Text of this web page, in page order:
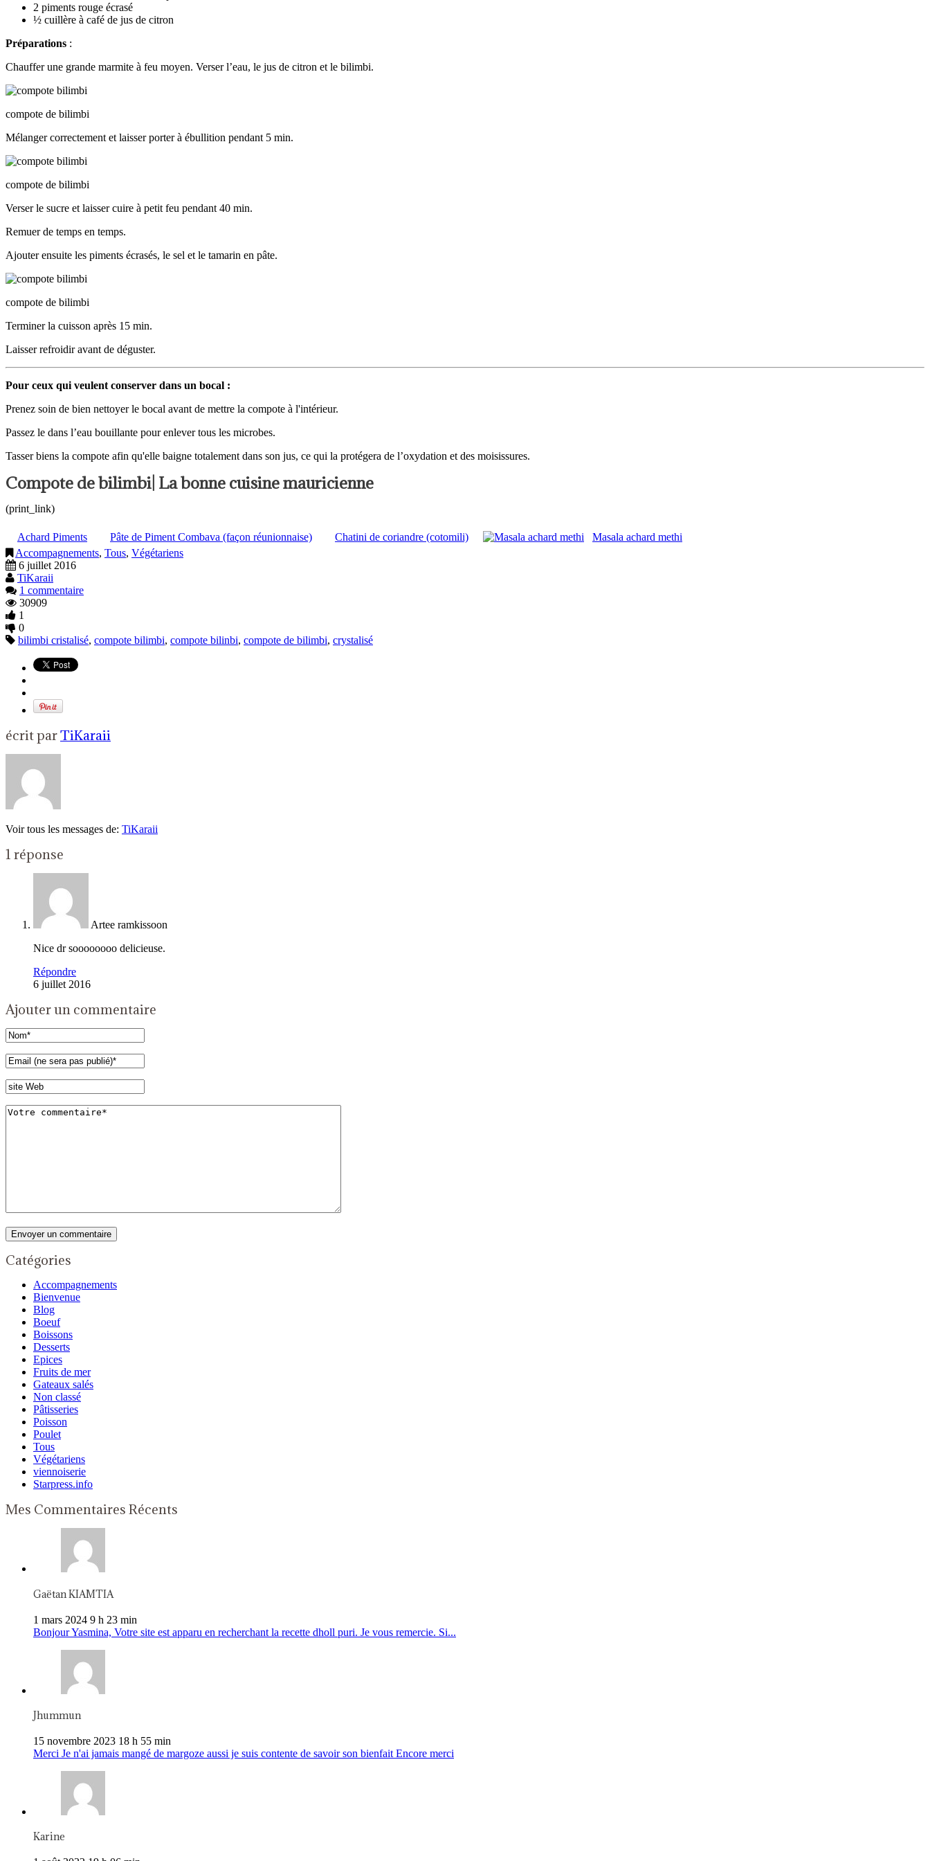
2 piments rouge écrasé
½ cuillère à café de jus de citron
Préparations :
Chauffer une grande marmite à feu moyen. Verser l’eau, le jus de citron et le bilimbi.
compote de bilimbi
Mélanger correctement et laisser porter à ébullition pendant 5 min.
compote de bilimbi
Verser le sucre et laisser cuire à petit feu pendant 40 min.
Remuer de temps en temps.
Ajouter ensuite les piments écrasés, le sel et le tamarin en pâte.
compote de bilimbi
Terminer la cuisson après 15 min.
Laisser refroidir avant de déguster.
Pour ceux qui veulent conserver dans un bocal :
Prenez soin de bien nettoyer le bocal avant de mettre la compote à l'intérieur.
Passez le dans l’eau bouillante pour enlever tous les microbes.
Tasser biens la compote afin qu'elle baigne totalement dans son jus, ce qui la protégera de l’oxydation et des moisissures.
Compote de bilimbi| La bonne cuisine mauricienne
(print_link)
Achard Piments Pâte de Piment Combava (façon réunionnaise) Chatini de coriandre (cotomili)
Masala achard methi
Accompagnements, Tous, Végétariens
6 juillet 2016
TiKaraii
1 commentaire
30909
1
0
bilimbi cristalisé, compote bilimbi, compote bilinbi, compote de bilimbi, crystalisé
écrit parTiKaraii
Voir tous les messages de: TiKaraii
1 réponse
Artee ramkissoon
Nice dr soooooooo delicieuse.
Répondre
6 juillet 2016
Ajouter un commentaire
Catégories
Accompagnements
Bienvenue
Blog
Boeuf
Boissons
Desserts
Epices
Fruits de mer
Gateaux salés
Non classé
Pâtisseries
Poisson
Poulet
Tous
Végétariens
viennoiserie
Starpress.info
Mes Commentaires Récents
Gaëtan KIAMTIA
1 mars 2024 9 h 23 min
Bonjour Yasmina, Votre site est apparu en recherchant la recette dholl puri. Je vous remercie. Si...
Jhummun
15 novembre 2023 18 h 55 min
Merci Je n'ai jamais mangé de margoze aussi je suis contente de savoir son bienfait Encore merci
Karine